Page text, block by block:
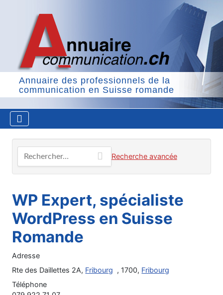
Annuaire des professionnels de la
communication en Suisse romande
Recherche avancée
WP Expert, spécialiste
WordPress en Suisse
Romande
Adresse
Rte des Daillettes 2A, Fribourg , 1700, Fribourg
Téléphone